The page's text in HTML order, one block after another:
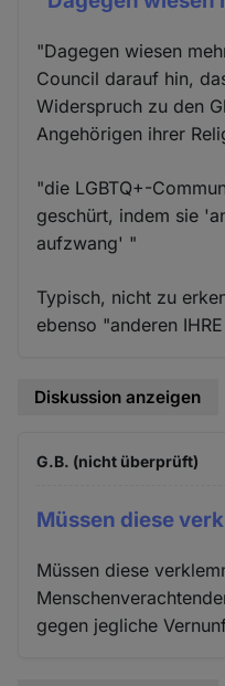
"Dagegen wiesen
Council darauf hin,
Widerspruch zu den
Angehörigen ihrer
"die LGBTQ+-
geschürt, indem sie
aufzwang' "
Typisch, nicht zu
ebenso "anderen
Diskussion anzeigen
G.B. (nicht überprüft)
Müssen diese
Müssen diese
gegen jegliche